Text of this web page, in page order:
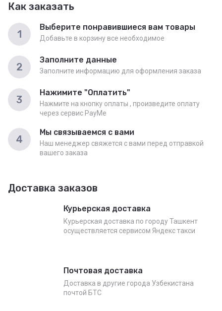
Как заказать
1
Выберите понравившиеся вам товары
Добавьте в корзину все необходимое
2
Заполните данные
Заполните информацию для оформления заказа
3
Нажимите "Оплатить"
Нажмите на кнопку оплаты , произведите оплату
через сервис PayMe
4
Мы связываемся с вами
Наш менеджер свяжется с вами перед отправкой
вашего заказа
Доставка заказов
Курьерская доставка
Курьерская доставка по городу Ташкент
осуществляется сервисом Яндекс такси
Почтовая доставка
Доставка в другие города Узбекистана
почтой БТС